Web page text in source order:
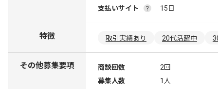
支払いサイト
15日
特徴 取引実績あり 20代活躍中
その他募集要項 商談回数
2回
募集人数
1人